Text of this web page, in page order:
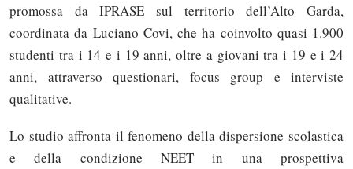
promossa da IPRASE sul territorio dell’Alto Garda,
coordinata da Luciano Covi, che ha coinvolto quasi 1.900
studenti tra i 14 e i 19 anni, oltre a giovani tra i 19 e i 24
anni, attraverso questionari, focus group e interviste
qualitative.
Lo studio affronta il fenomeno della dispersione scolastica
e della condizione NEET in una prospettiva